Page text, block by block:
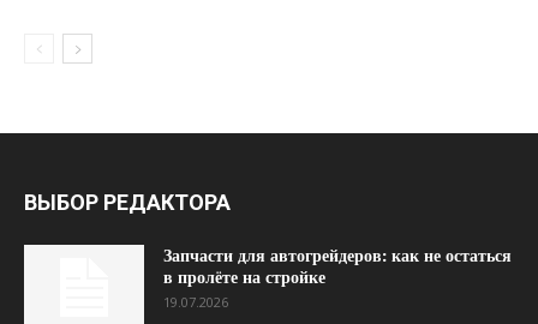
ВЫБОР РЕДАКТОРА
Запчасти для автогрейдеров: как не остаться
в пролёте на стройке
19.07.2026